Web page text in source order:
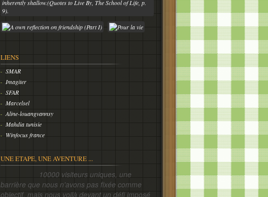
LIENS
SMAR
Imagiter
SFAR
Marcelsel
Aline-louangvannsy
Mahdia tunisie
Winfocus france
UNE ETAPE, UNE AVENTURE ...
10000 visiteurs uniques, une
barrière que nous n'avons pas fixée comme
objectif, mais nous voilà devant un défi imposé